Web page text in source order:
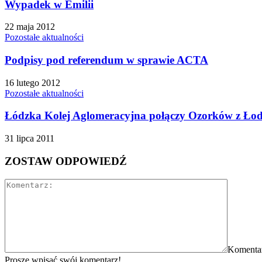
Wypadek w Emilii
22 maja 2012
Pozostałe aktualności
Podpisy pod referendum w sprawie ACTA
16 lutego 2012
Pozostałe aktualności
Łódzka Kolej Aglomeracyjna połączy Ozorków z
31 lipca 2011
ZOSTAW ODPOWIEDŹ
Proszę wpisać swój komentarz!